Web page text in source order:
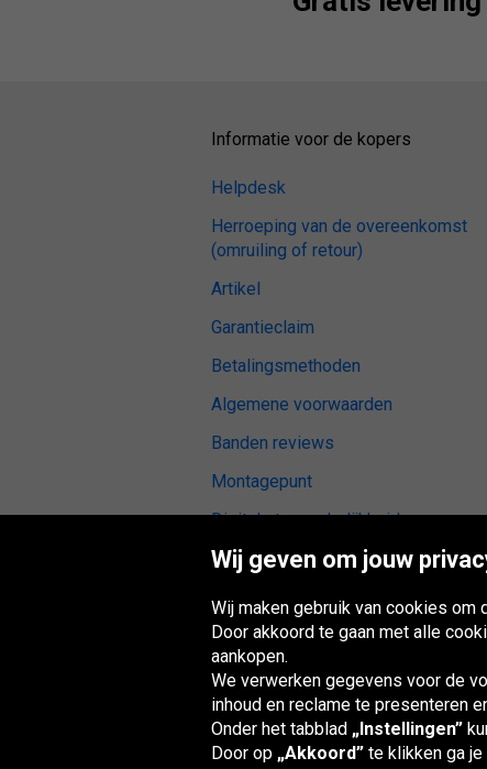
Informatie voor de kopers
Helpdesk
Herroeping van de overeenkomst
(omruiling of retour)
Artikel
Garantieclaim
Betalingsmethoden
Algemene voorwaarden
Banden reviews
Montagepunt
Digitale toegankelijkheid
Oponeo-groep
Česká
republika
Deutschland Éire España
Wij geven om jouw
Wij maken gebruik van cookies om
Door akkoord te gaan met alle
aankopen.
We verwerken gegevens voor de
inhoud en reclame te presenteren
Onder het tabblad „Instellingen”
Door op „Akkoord” te klikken ga